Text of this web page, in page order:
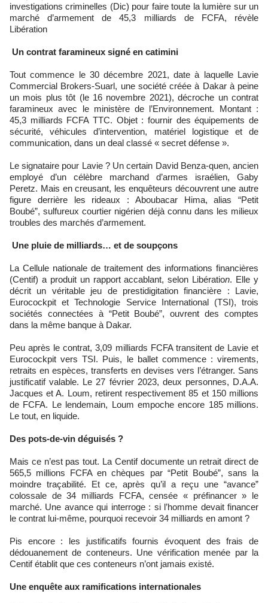
investigations criminelles (Dic) pour faire toute la lumière sur un
marché d’armement de 45,3 milliards de FCFA, révèle
Libération
Un contrat faramineux signé en catimini
Tout commence le 30 décembre 2021, date à laquelle Lavie
Commercial Brokers-Suarl, une société créée à Dakar à peine
un mois plus tôt (le 16 novembre 2021), décroche un contrat
faramineux avec le ministère de l’Environnement. Montant :
45,3 milliards FCFA TTC. Objet : fournir des équipements de
sécurité, véhicules d’intervention, matériel logistique et de
communication, dans un deal classé « secret défense ».
Le signataire pour Lavie ? Un certain David Benza-quen, ancien
employé d’un célèbre marchand d’armes israélien, Gaby
Peretz. Mais en creusant, les enquêteurs découvrent une autre
figure derrière les rideaux : Aboubacar Hima, alias “Petit
Boubé”, sulfureux courtier nigérien déjà connu dans les milieux
troubles des marchés d’armement.
Une pluie de milliards… et de soupçons
La Cellule nationale de traitement des informations financières
(Centif) a produit un rapport accablant, selon Libération. Elle y
décrit un véritable jeu de prestidigitation financière : Lavie,
Eurocockpit et Technologie Service International (TSI), trois
sociétés connectées à “Petit Boubé”, ouvrent des comptes
dans la même banque à Dakar.
Peu après le contrat, 3,09 milliards FCFA transitent de Lavie et
Eurocockpit vers TSI. Puis, le ballet commence : virements,
retraits en espèces, transferts en devises vers l’étranger. Sans
justificatif valable. Le 27 février 2023, deux personnes, D.A.A.
Jacques et A. Loum, retirent respectivement 85 et 150 millions
de FCFA. Le lendemain, Loum empoche encore 185 millions.
Le tout, en liquide.
Des pots-de-vin déguisés ?
Mais ce n’est pas tout. La Centif documente un retrait direct de
565,5 millions FCFA en chèques par “Petit Boubé”, sans la
moindre traçabilité. Et ce, après qu’il a reçu une “avance”
colossale de 34 milliards FCFA, censée « préfinancer » le
marché. Une avance qui interroge : si l’homme devait financer
le contrat lui-même, pourquoi recevoir 34 milliards en amont ?
Pis encore : les justificatifs fournis évoquent des frais de
dédouanement de conteneurs. Une vérification menée par la
Centif établit que ces conteneurs n’ont jamais existé.
Une enquête aux ramifications internationales